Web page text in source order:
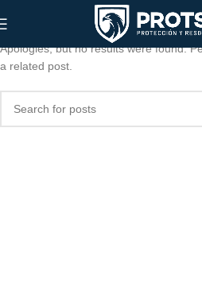
Nothing Found
Apologies, but no results were found.
a related post.